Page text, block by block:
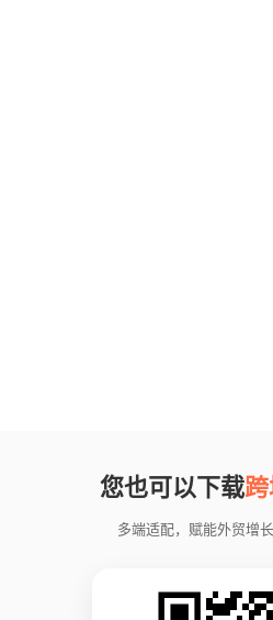
您也可以下载
多端适配，赋能外贸增